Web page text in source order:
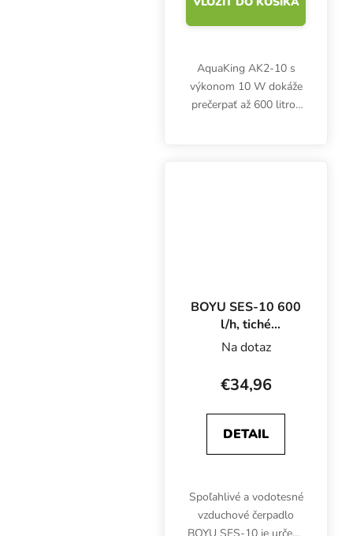
AquaKing AK2-10 s
výkonom 10 W dokáže
prečerpať až 600 litrov
BOYU SES-10 600
l/h, tiché
vzduchové
Na dotaz
€34,96
DETAIL
Spoľahlivé a vodotesné
vzduchové čerpadlo